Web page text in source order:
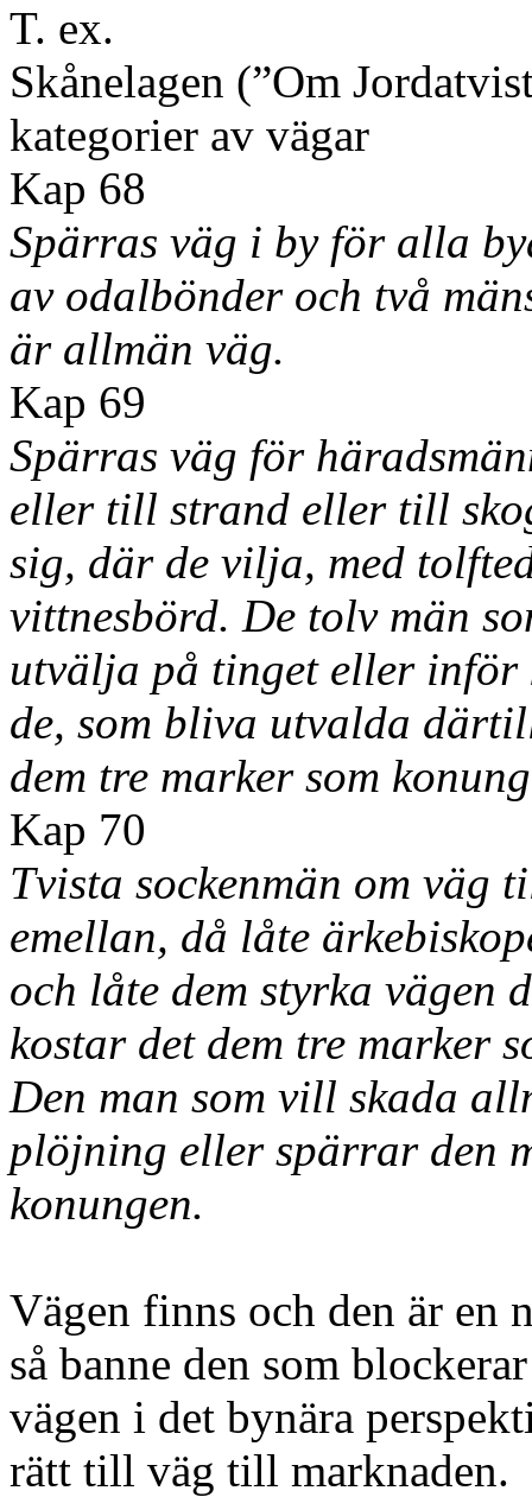
T. ex.
Skånelagen (”Om
kategorier av vägar
Kap 68
Spärras väg i by för alla
av odalbönder och två
är allmän väg.
Kap 69
Spärras väg för
eller till strand eller till
sig, där de vilja, med
vittnesbörd. De tolv män
utvälja på tinget eller inför
de, som bliva utvalda
dem tre marker som
Kap 70
Tvista sockenmän om väg
emellan, då låte
och låte dem styrka
kostar det dem tre marker
Den man som vill skada
plöjning eller spärrar den
konungen.
Vägen finns och den är en
så banne den som
vägen i det bynära
rätt till väg till marknaden.